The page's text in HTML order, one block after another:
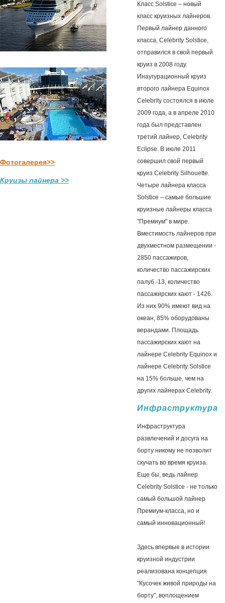
Фотогалерея>>
Круизы лайнера >>
Класс Solstice – новый
класс круизных лайнеров.
Первый лайнер данного
класса, Celebrity Solstice,
отправился в свой первый
круиз в 2008 году.
Инаугурационный круиз
второго лайнера Equinox
Celebrity состоялся в июле
2009 года, а в апреле 2010
года был представлен
третий лайнер, Celebrity
Eclipse. В июле 2011
совершил свой первый
круиз Celebrity Silhouette.
Четыре лайнера класса
Solstice – самые большие
круизные лайнеры класса
"Премиум" в мире.
Вместимость лайнеров при
двухместном размещении -
2850 пассажиров,
количество пассажирских
палуб -13, количество
пассажирских кают - 1426.
Из них 90% имеют вид на
океан, 85% оборудованы
верандами. Площадь
пассажирских кают на
лайнере Celebrity Equinox и
лайнере Celebrity Solstice
на 15% больше, чем на
других лайнерах Celebrity.
Инфраструктура
Инфраструктура
развлечений и досуга на
борту никому не позволит
скучать во время круиза.
Еще бы, ведь лайнер
Celebrity Solstice - не только
самый большой лайнер
Премиум-класса, но и
самый инновационный!
Здесь впервые в истории
круизной индустрии
реализована концепция
"Кусочек живой природы на
борту", воплощением